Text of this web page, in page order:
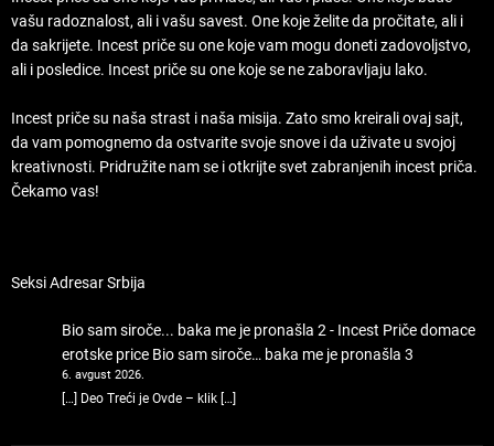
vašu radoznalost, ali i vašu savest. One koje želite da pročitate, ali i
da sakrijete. Incest priče su one koje vam mogu doneti zadovoljstvo,
ali i posledice. Incest priče su one koje se ne zaboravljaju lako.
Incest priče su naša strast i naša misija. Zato smo kreirali ovaj sajt,
da vam pomognemo da ostvarite svoje snove i da uživate u svojoj
kreativnosti. Pridružite nam se i otkrijte svet zabranjenih incest priča.
Čekamo vas!
Seksi Adresar Srbija
Bio sam siroče... baka me je pronašla 2 - Incest Priče domace
erotske price Bio sam siroče… baka me je pronašla 3
6. avgust 2026.
[…] Deo Treći je Ovde – klik […]